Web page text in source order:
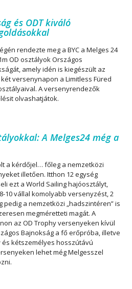
és ODT kiváló
rendezte meg a BYC a Melges 24
OD osztályok Országos
amely idén is kiegészült az
versenynapon a Limitless Füred
A versenyrendezők
olvashatjátok.
A Melges24 még a
a kérdőjel… főleg a nemzetközi
illetően. Itthon 12 egység
ezt a World Sailing hajóosztályt,
10 vállal komolyabb versenyzést, 2
pedig a nemzetközi „hadszintéren” is
megméretteti magát. A
az OD Trophy versenyeken kívül
Bajnokság a fő erőpróba, illetve
és kétszemélyes hosszútávú
lehet még Melgesszel